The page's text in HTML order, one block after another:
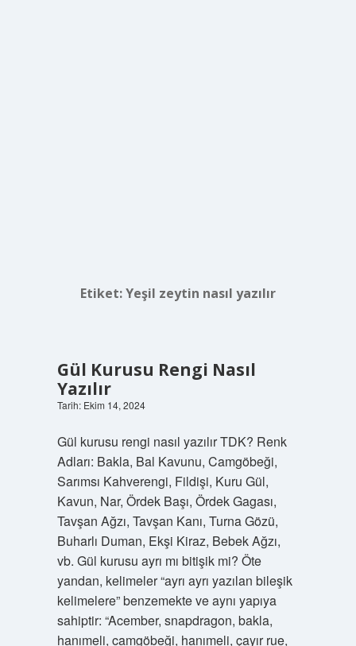
Etiket:Yeşil zeytin nasıl yazılır
Gül Kurusu Rengi Nasıl
Yazılır
Tarih: Ekim 14, 2024
Gül kurusu rengi nasıl yazılır TDK? Renk
Adları: Bakla, Bal Kavunu, Camgöbeği,
Sarımsı Kahverengi, Fildişi, Kuru Gül,
Kavun, Nar, Ördek Başı, Ördek Gagası,
Tavşan Ağzı, Tavşan Kanı, Turna Gözü,
Buharlı Duman, Ekşi Kiraz, Bebek Ağzı,
vb. Gül kurusu ayrı mı bitişik mi? Öte
yandan, kelimeler “ayrı ayrı yazılan bileşik
kelimelere” benzemekte ve aynı yapıya
sahiptir: “Acember, snapdragon, bakla,
hanımeli, camgöbeği, hanımeli, çayır rue,